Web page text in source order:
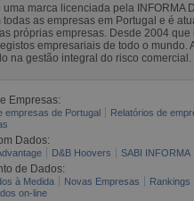
uma marca licenciada pela INFORMA
todas as empresas em Portugal e é
próprias empresas. Desde 2004
empresariais de todo o mundo.
na gestão integral do risco comercial.
Empresas:
empresas de Portugal Relatórios de
Dados:
D&B Hoovers SABI INFORMA
de Dados:
à Medida Novas Empresas Rankings
on-line